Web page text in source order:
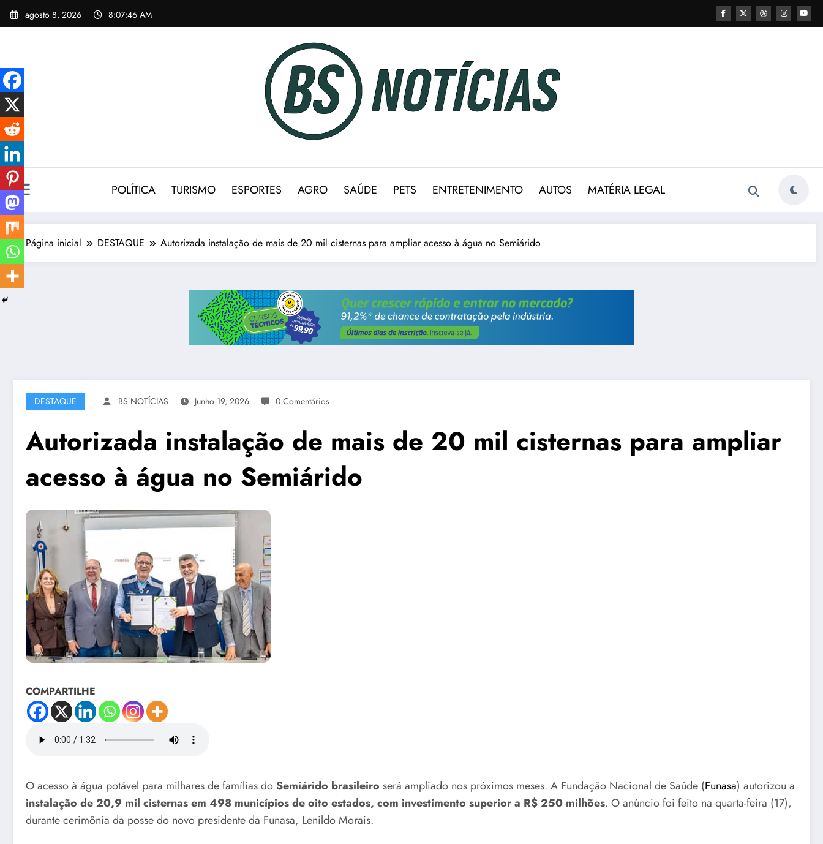
Pular
para
agosto 8, 2026 8:07:47 AM
POLÍTICA TURISMO ESPORTES AGRO SAÚDE PETS ENTRETENIMENTO AUTOS MATÉRIA LEGAL
Página inicial DESTAQUE Autorizada instalação de mais de 20 mil cisternas para ampliar acesso à água no Semiárido
DESTAQUE BS NOTÍCIAS Junho 19, 2026 0 Comentários
Autorizada instalação de mais de 20 mil cisternas para ampliar
acesso à água no Semiárido
COMPARTILHE
O acesso à água potável para milhares de famílias doSemiárido brasileiro será ampliado nos próximos meses. A Fundação Nacional de Saúde (Funasa) autorizou a
instalação de 20,9 mil cisternas em 498 municípios de oito estados, com investimento superior a R$ 250 milhões. O anúncio foi feito na quarta-feira (17),
durante cerimônia da posse do novo presidente da Funasa, Lenildo Morais.